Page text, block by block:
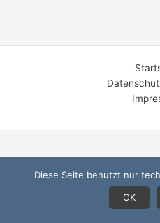
Diese Seite benutzt nur
OK